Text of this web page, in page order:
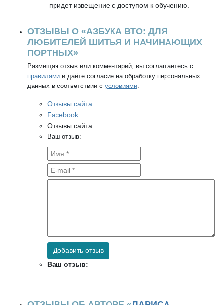
придет извещение с доступом к обучению.
ОТЗЫВЫ О «АЗБУКА ВТО: ДЛЯ
ЛЮБИТЕЛЕЙ ШИТЬЯ И НАЧИНАЮЩИХ
ПОРТНЫХ»
Размещая отзыв или комментарий, вы соглашаетесь с
правилами и даёте согласие на обработку персональных
данных в соответствии с условиями.
Отзывы сайта
Facebook
Отзывы сайта
Ваш отзыв:
Добавить отзыв
Ваш отзыв: